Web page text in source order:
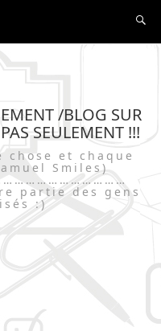
/BLOG SUR
SEULEMENT !!!
chose et chaque
Smiles)
partie des gens
:)